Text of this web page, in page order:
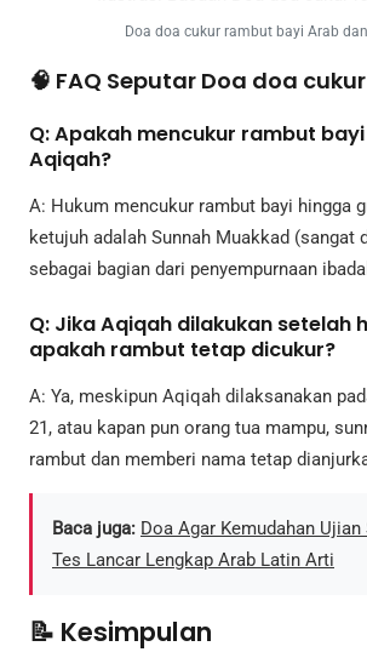
Doa doa cukur rambut bayi Arab
🧠 FAQ Seputar Doa doa
Q: Apakah mencukur rambut
Aqiqah?
A: Hukum mencukur rambut bayi hingga
ketujuh adalah Sunnah Muakkad (sangat
sebagai bagian dari penyempurnaan
Q: Jika Aqiqah dilakukan setelah
apakah rambut tetap dicukur?
A: Ya, meskipun Aqiqah dilaksanakan
21, atau kapan pun orang tua mampu,
rambut dan memberi nama tetap
Baca juga: Doa Agar Kemudahan
Tes Lancar Lengkap Arab Latin Arti
📝 Kesimpulan